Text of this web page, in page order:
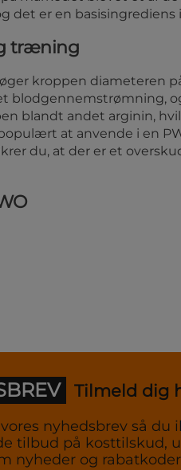
det er en basisingrediens
træning
kroppen diameteren
blodgennemstrømning,
blandt andet arginin,
at anvende i en
du, at der er et
Tilmeld dig
nyhedsbrev så du
tilbud på kosttilskud,
nyheder og